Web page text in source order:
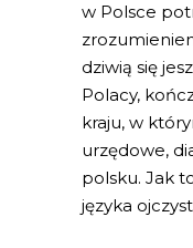
w Polsce
dziwią się
Polacy,
kraju, w
urzędowe,
polsku. Jak
języka